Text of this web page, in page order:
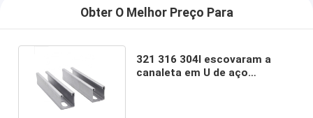
Obter O Melhor Preço Para
321 316 304l escovaram a
canaleta em U de aço